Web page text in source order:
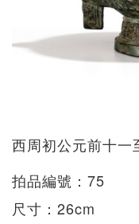
西周初公元前十一
拍品編號：75
尺寸：26cm